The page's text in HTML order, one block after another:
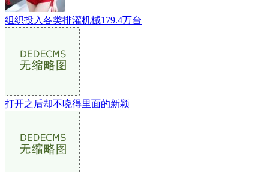
组织投入各类排灌机械179.4万台
打开之后却不晓得里面的新颖